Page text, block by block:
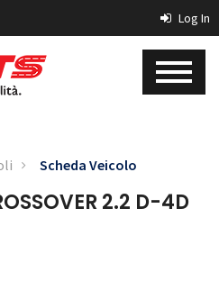
Log In
Scheda Veicolo
2.2 D-4D